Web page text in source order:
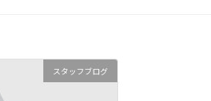
スタッフブログ